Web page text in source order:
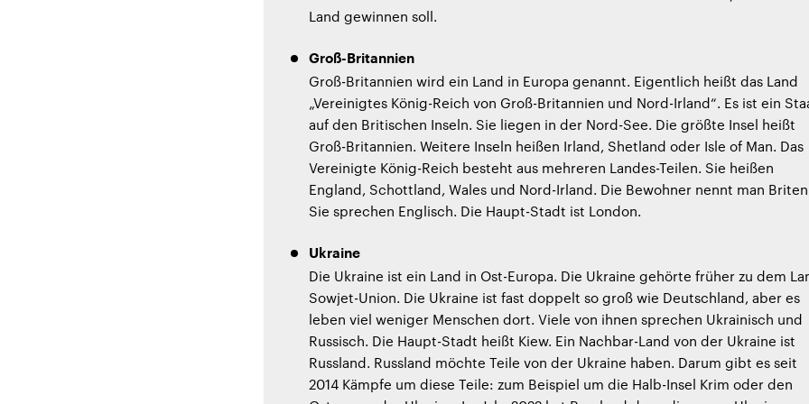
Land gewinnen soll.
Groß-Britannien
Groß-Britannien wird ein Land in Europa genannt. Eigentlich heißt das Land
„Vereinigtes König-Reich von Groß-Britannien und Nord-Irland“. Es ist ein
auf den Britischen Inseln. Sie liegen in der Nord-See. Die größte Insel heißt
Groß-Britannien. Weitere Inseln heißen Irland, Shetland oder Isle of Man. Das
Vereinigte König-Reich besteht aus mehreren Landes-Teilen. Sie heißen
England, Schottland, Wales und Nord-Irland. Die Bewohner nennt man
Sie sprechen Englisch. Die Haupt-Stadt ist London.
Ukraine
Die Ukraine ist ein Land in Ost-Europa. Die Ukraine gehörte früher zu dem
Sowjet-Union. Die Ukraine ist fast doppelt so groß wie Deutschland, aber es
leben viel weniger Menschen dort. Viele von ihnen sprechen Ukrainisch und
Russisch. Die Haupt-Stadt heißt Kiew. Ein Nachbar-Land von der Ukraine ist
Russland. Russland möchte Teile von der Ukraine haben. Darum gibt es seit
2014 Kämpfe um diese Teile: zum Beispiel um die Halb-Insel Krim oder den